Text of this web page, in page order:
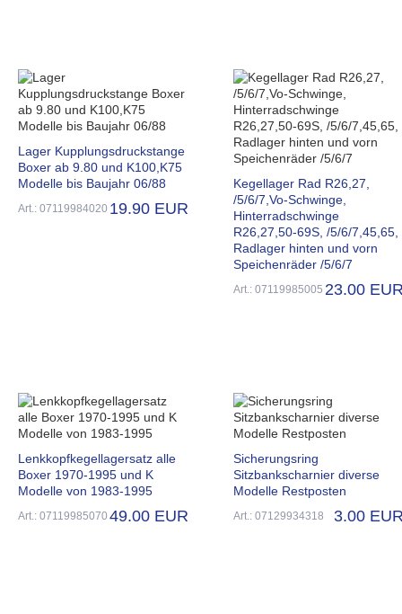
Lager Kupplungsdruckstange
Boxer ab 9.80 und K100,K75
Modelle bis Baujahr 06/88
Art.: 07119984020 19.90 EUR
Kegellager Rad R26,27,
/5/6/7,Vo-Schwinge,
Hinterradschwinge
R26,27,50-69S, /5/6/7,45,65,
Radlager hinten und vorn
Speichenräder /5/6/7
Art.: 07119985005 23.00
Lenkkopfkegellagersatz alle
Boxer 1970-1995 und K
Modelle von 1983-1995
Art.: 07119985070 49.00 EUR
Sicherungsring
Sitzbankscharnier diverse
Modelle Restposten
Art.: 07129934318 3.00